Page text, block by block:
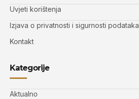
Uvjeti korištenja
Izjava o privatnosti i sigurnosti podataka
Kontakt
Kategorije
Aktualno